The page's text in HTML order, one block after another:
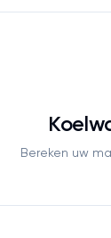
Bereken uw